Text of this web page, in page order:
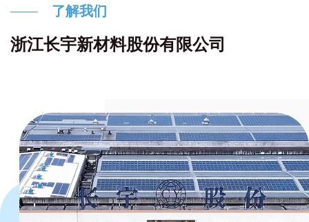
了解我们
浙江长宇新材料股份有限公司